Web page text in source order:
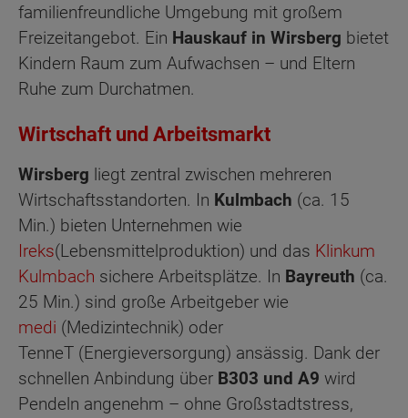
familienfreundliche Umgebung mit großem
Freizeitangebot. Ein Hauskauf in Wirsberg bietet
Kindern Raum zum Aufwachsen – und Eltern
Ruhe zum Durchatmen.
Wirtschaft und Arbeitsmarkt
Wirsberg liegt zentral zwischen mehreren
Wirtschaftsstandorten. In Kulmbach (ca. 15
Min.) bieten Unternehmen wie
Ireks(Lebensmittelproduktion) und das Klinkum
Kulmbach sichere Arbeitsplätze. In Bayreuth (ca.
25 Min.) sind große Arbeitgeber wie
medi (Medizintechnik) oder
TenneT (Energieversorgung) ansässig. Dank der
schnellen Anbindung über B303 und A9 wird
Pendeln angenehm – ohne Großstadtstress,